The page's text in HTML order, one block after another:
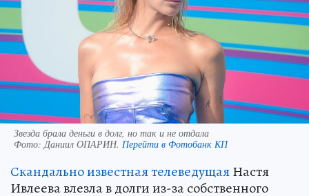
Звезда брала деньги в долг, но так и не отдала
Фото: Даниил ОПАРИН. Перейти в Фотобанк КП
Скандально известная телеведущаяНастя
Ивлеева влезла в долги из-за собственного